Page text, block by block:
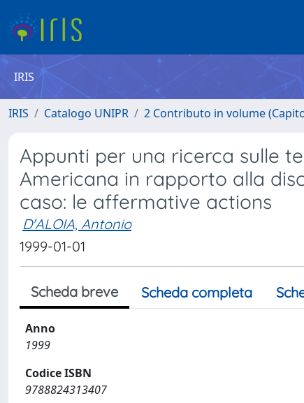
IRIS
IRIS Catalogo UNIPR 2 Contributo in volume
Appunti per una ricerca sulle
Americana in rapporto alla
caso: le affermative actions
D'ALOIA, Antonio
1999-01-01
Scheda breve Scheda completa
Anno
1999
Codice ISBN
9788824313407